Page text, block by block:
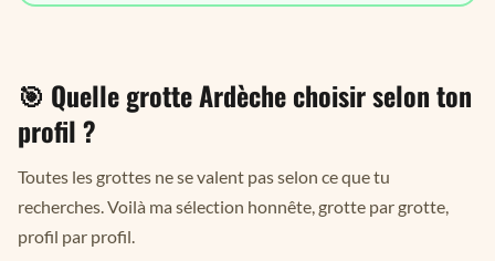
🎯 Quelle grotte Ardèche choisir selon ton
profil ?
Toutes les grottes ne se valent pas selon ce que tu
recherches. Voilà ma sélection honnête, grotte par grotte,
profil par profil.